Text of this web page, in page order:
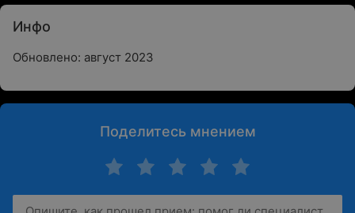
Инфо
Обновлено: август 2023
Поделитесь мнением